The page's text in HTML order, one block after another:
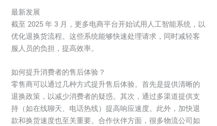
最新发展
截至 2025 年 3 月，更多电商平台开始试用人工智能系统，以
优化退换货流程。这些系统能够快速处理请求，同时减轻客
服人员的负担，提高效率。
如何提升消费者的售后体验？
零售商可以通过几种方式提升售后体验。首先是提供清晰的
退换政策，以减少消费者的疑惑。其次，通过多渠道提供支
持（如在线聊天、电话热线）提高响应速度。此外，加快退
款和换货速度也至关重要。合作伙伴方面，很多物流公司如